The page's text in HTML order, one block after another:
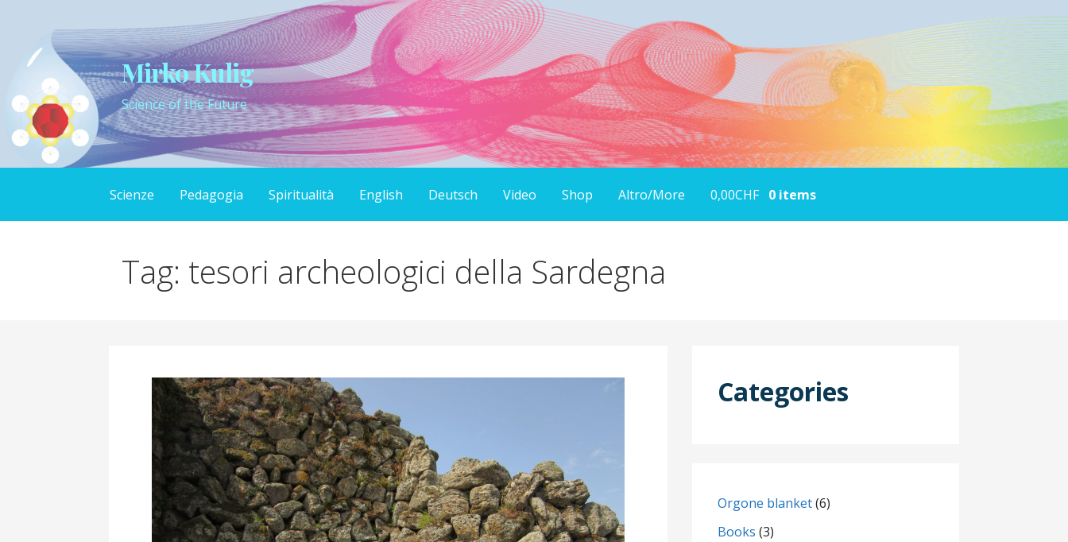
content
Mirko Kulig
Science of the Future
Scienze Pedagogia Spiritualità English Deutsch Video Shop Altro/More 0,00CHF 0 items
Tag: tesori archeologici della Sardegna
Categories
Orgone blanket 66
Books 33